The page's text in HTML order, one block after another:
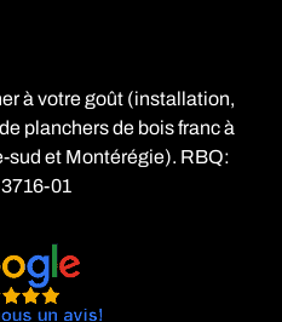
à votre goût (installation,
planchers de bois franc à
sud et Montérégie). RBQ:
01